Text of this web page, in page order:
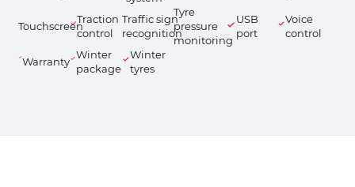
Touchscreen
Traction
control
Traffic sign
recognition
Tyre
pressure
monitoring
USB
port
Voice
control
Warranty
Winter
package
Winter
tyres